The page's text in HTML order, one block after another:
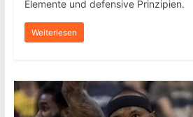
Elemente und defensive Prinzipien.
Weiterlesen